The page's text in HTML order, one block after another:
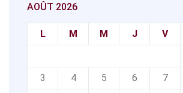
AOÛT 2026
L M M J V
3
4 5 6 7